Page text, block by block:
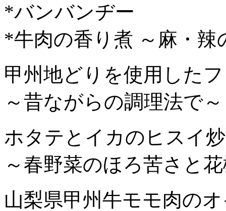
*バンバンヂー
*牛肉の香り煮 ～麻・辣
甲州地どりを使用した
～昔ながらの調理法で～
ホタテとイカのヒスイ
～春野菜のほろ苦さと
山梨県甲州牛モモ肉の